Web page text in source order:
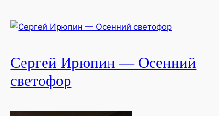
Сергей Ирюпин — Осенний
светофор